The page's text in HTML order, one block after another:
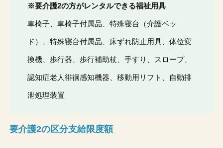
※要介護2の方がレンタルできる福祉用具
車椅子、車椅子付属品、特殊寝台（介護ベッ
ド）、特殊寝台付属品、床ずれ防止用具、体位変
換機、歩行器、歩行補助杖、手すり、スロープ、
認知症老人徘徊感知機器、移動用リフト、自動排
泄処理装置
要介護2の区分支給限度額